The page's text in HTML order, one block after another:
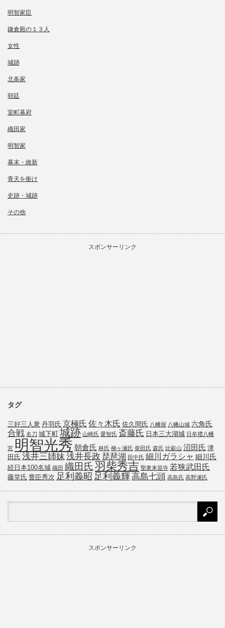
明智家臣
鎌倉殿の１３人
女性
城跡
北条家
朝廷
室町幕府
織田家
明智家
幕末・維新
青天を衝け
史跡・城跡
その他
スポンサーリンク
タグ
三好三人衆 丹羽氏 京極氏 佐々木氏 佐久間氏 八幡堀 八幡山城 六角氏
合戦 名刀 城下町 城跡 山崎氏 愛智氏 斎藤氏 日本三大湖城 日牟禮八幡
宮 明智光秀 朝倉氏 林氏 柳ヶ瀬氏 柴田氏 森氏 比叡山 沼田氏 津
田氏 浅井三姉妹 浅井長政 琵琶湖 田中氏 細川ガラシャ 細川氏
続日本100名城 織田 織田氏 羽柴秀吉 聖衆来迎寺 若狭武田氏
藤堂氏 豊臣秀次 足利義昭 足利義輝高島七頭 高島氏 高野瀬氏
スポンサーリンク